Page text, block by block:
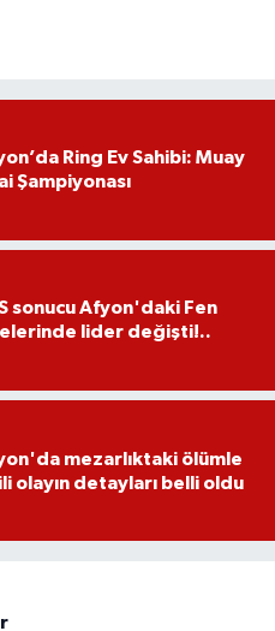
Ring Ev Sahibi: Muay
Şampiyonası
sonucu Afyon'daki Fen
lider değişti!..
mezarlıktaki ölümle
olayın detayları belli oldu